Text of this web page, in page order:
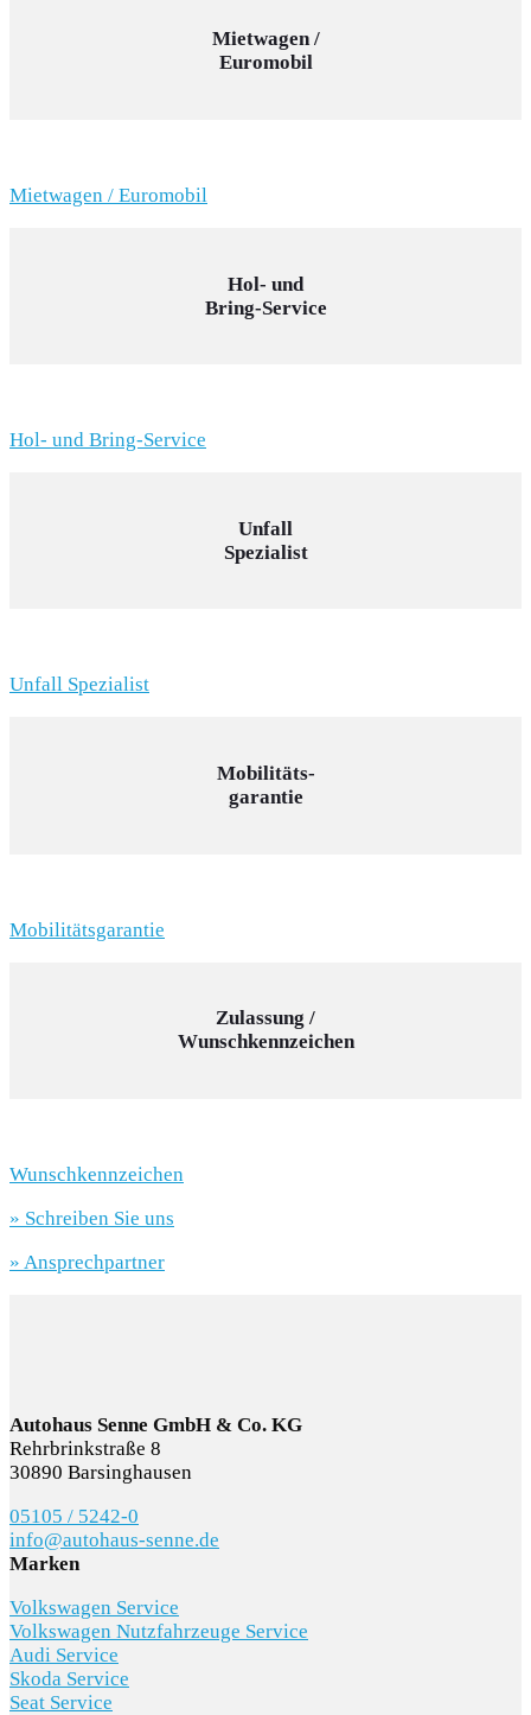
Mietwagen /
Euromobil
Mietwagen / Euromobil
Hol- und
Bring-Service
Hol- und Bring-Service
Unfall
Spezialist
Unfall Spezialist
Mobilitäts-
garantie
Mobilitätsgarantie
Zulassung /
Wunschkennzeichen
Wunschkennzeichen
» Schreiben Sie uns
» Ansprechpartner
Autohaus Senne GmbH & Co. KG
Rehrbrinkstraße 8
30890 Barsinghausen
05105 / 5242-0
info@autohaus-senne.de
Marken
Volkswagen Service
Volkswagen Nutzfahrzeuge Service
Audi Service
Skoda Service
Seat Service